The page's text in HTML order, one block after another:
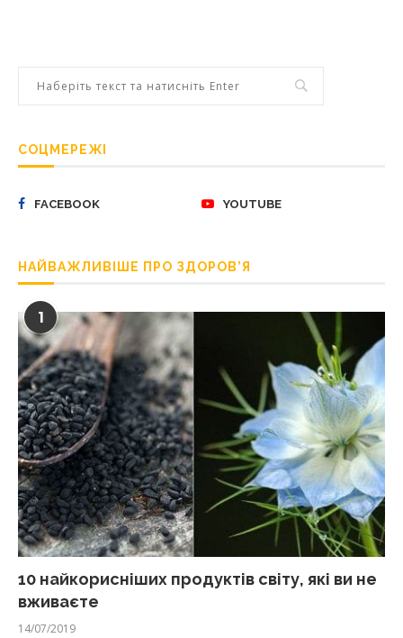
СОЦМЕРЕЖІ
FACEBOOK YOUTUBE
НАЙВАЖЛИВІШЕ ПРО ЗДОРОВ’Я
1
10 найкорисніших продуктів світу, які ви не
вживаєте
14/07/2019